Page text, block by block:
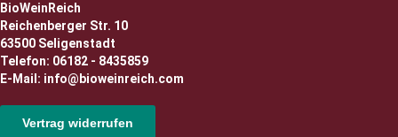
BioWeinReich
Reichenberger Str. 10
63500 Seligenstadt
Telefon: 06182 - 8435859
E-Mail: info@bioweinreich.com
Vertrag widerrufen